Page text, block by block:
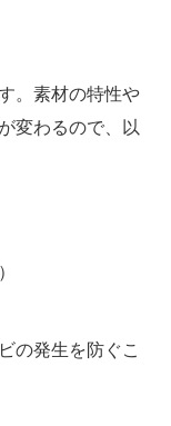
。素材の特性や
変わるので、以
の発生を防ぐこ